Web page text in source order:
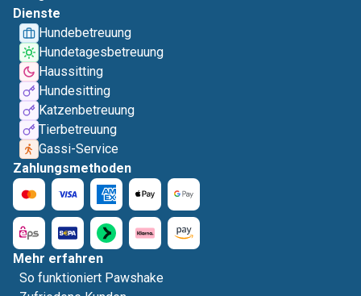
Dienste
Hundebetreuung
Hundetagesbetreuung
Haussitting
Hundesitting
Katzenbetreuung
Tierbetreuung
Gassi-Service
Zahlungsmethoden
Mehr erfahren
So funktioniert Pawshake